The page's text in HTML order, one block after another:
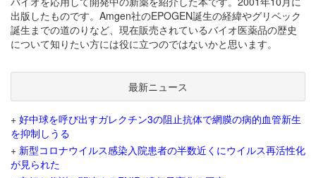
出版したものです。Amgen社のEPOGEN誕生の経緯やグリベック
誕生までの道のりなど、現在販売されているバイオ医薬品の歴史
について知りたい方には役に立つのではないかと思います。
最新ニュース
+ 好中球を呼び出すガレクチン3の阻止抗体で網膜の病的血管新生
を抑制しうる
+ 新型コロナウイルス感染入院患者の半数近くにウイルス再活性化
が見られた